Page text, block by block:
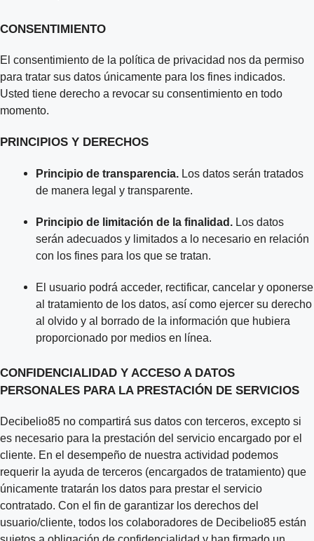
CONSENTIMIENTO
El consentimiento de la política de privacidad nos da permiso
para tratar sus datos únicamente para los fines indicados.
Usted tiene derecho a revocar su consentimiento en todo
momento.
PRINCIPIOS Y DERECHOS
Principio de transparencia. Los datos serán tratados
de manera legal y transparente.
Principio de limitación de la finalidad. Los datos
serán adecuados y limitados a lo necesario en relación
con los fines para los que se tratan.
El usuario podrá acceder, rectificar, cancelar y oponerse
al tratamiento de los datos, así como ejercer su derecho
al olvido y al borrado de la información que hubiera
proporcionado por medios en línea.
CONFIDENCIALIDAD Y ACCESO A DATOS
PERSONALES PARA LA PRESTACIÓN DE SERVICIOS
Decibelio85 no compartirá sus datos con terceros, excepto si
es necesario para la prestación del servicio encargado por el
cliente. En el desempeño de nuestra actividad podemos
requerir la ayuda de terceros (encargados de tratamiento) que
únicamente tratarán los datos para prestar el servicio
contratado. Con el fin de garantizar los derechos del
usuario/cliente, todos los colaboradores de Decibelio85 están